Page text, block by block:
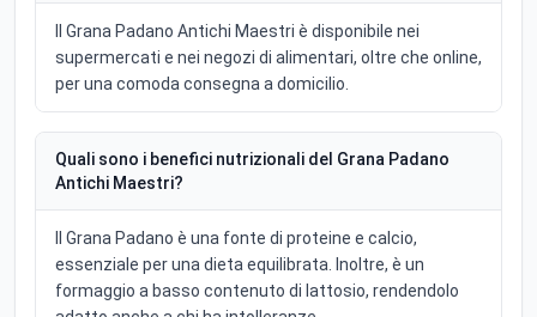
Il Grana Padano Antichi Maestri è disponibile nei
supermercati e nei negozi di alimentari, oltre che online,
per una comoda consegna a domicilio.
Quali sono i benefici nutrizionali del Grana Padano
Antichi Maestri?
Il Grana Padano è una fonte di proteine e calcio,
essenziale per una dieta equilibrata. Inoltre, è un
formaggio a basso contenuto di lattosio, rendendolo